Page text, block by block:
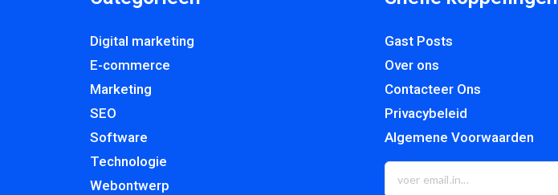
Digital marketing
E-commerce
Marketing
SEO
Software
Technologie
Webontwerp
Gast Posts
Over ons
Contacteer Ons
Privacybeleid
Algemene Voorwaarden